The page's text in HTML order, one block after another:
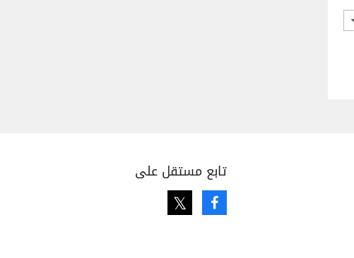
تابع مستقل على
Facebook
Twitter